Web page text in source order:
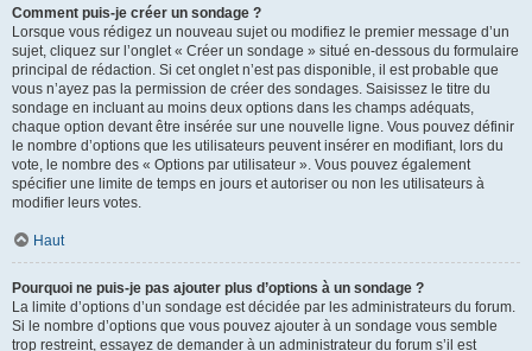
Comment puis-je créer un sondage ?
Lorsque vous rédigez un nouveau sujet ou modifiez le premier message d’un
sujet, cliquez sur l’onglet « Créer un sondage » situé en-dessous du formulaire
principal de rédaction. Si cet onglet n’est pas disponible, il est probable que
vous n’ayez pas la permission de créer des sondages. Saisissez le titre du
sondage en incluant au moins deux options dans les champs adéquats,
chaque option devant être insérée sur une nouvelle ligne. Vous pouvez définir
le nombre d’options que les utilisateurs peuvent insérer en modifiant, lors du
vote, le nombre des « Options par utilisateur ». Vous pouvez également
spécifier une limite de temps en jours et autoriser ou non les utilisateurs à
modifier leurs votes.
Haut
Pourquoi ne puis-je pas ajouter plus d’options à un sondage ?
La limite d’options d’un sondage est décidée par les administrateurs du forum.
Si le nombre d’options que vous pouvez ajouter à un sondage vous semble
trop restreint, essayez de demander à un administrateur du forum s’il est